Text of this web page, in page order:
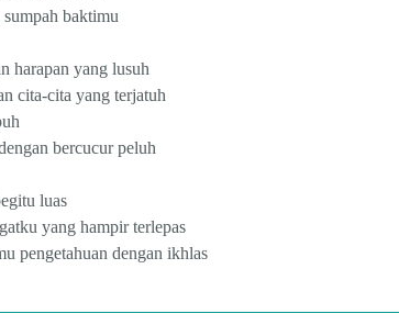
baktimu
harapan yang lusuh
cita-cita yang terjatuh
bercucur peluh
luas
yang hampir terlepas
pengetahuan dengan ikhlas